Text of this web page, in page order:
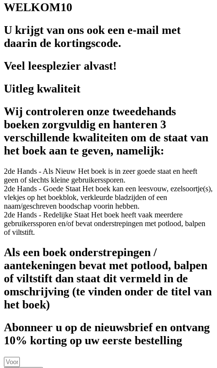
WELKOM10
U krijgt van ons ook een e-mail met
daarin de kortingscode.
Veel leesplezier alvast!
Uitleg kwaliteit
Wij controleren onze tweedehands
boeken zorgvuldig en hanteren 3
verschillende kwaliteiten om de staat van
het boek aan te geven, namelijk:
2de Hands - Als Nieuw Het boek is in zeer goede staat en heeft
geen of slechts kleine gebruikerssporen.
2de Hands - Goede Staat Het boek kan een leesvouw, ezelsoortje(s),
vlekjes op het boekblok, verkleurde bladzijden of een
naam/geschreven boodschap voorin hebben.
2de Hands - Redelijke Staat Het boek heeft vaak meerdere
gebruikerssporen en/of bevat onderstrepingen met potlood, balpen
of viltstift.
Als een boek onderstrepingen /
aantekeningen bevat met potlood, balpen
of viltstift dan staat dit vermeld in de
omschrijving (te vinden onder de titel van
het boek)
Abonneer u op de nieuwsbrief en ontvang
10% korting op uw eerste bestelling